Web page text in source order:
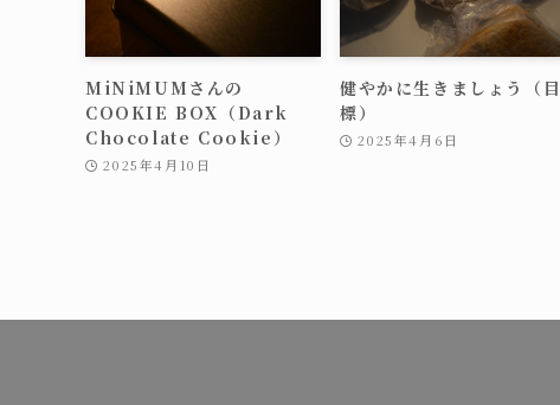
MiNiMUMさんの
COOKIE BOX（Dark
Chocolate Cookie）
2025年4月10日
健やかに生きましょう（目
標）
2025年4月6日